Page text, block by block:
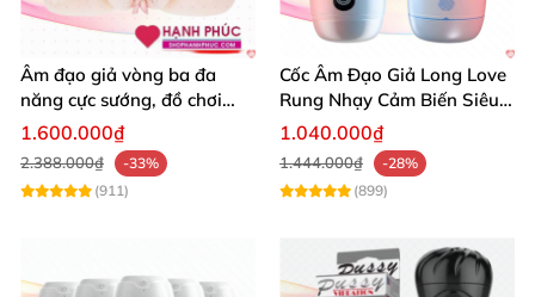
Âm đạo giả vòng ba đa
năng cực sướng, đồ chơi
tình dục SHP796
1.600.000₫
2.388.000₫
-33%
(911)
Cốc Âm Đạo Giả Long Love
Rung Nhạy Cảm Biến Siêu
Thật
1.040.000₫
1.444.000₫
-28%
(899)